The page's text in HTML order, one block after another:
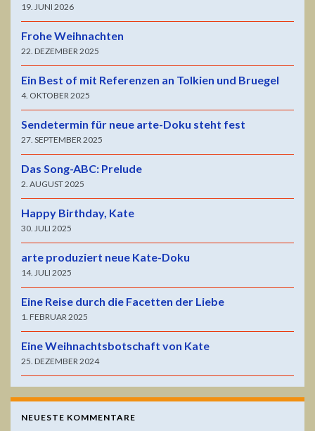
19. JUNI 2026
Frohe Weihnachten
22. DEZEMBER 2025
Ein Best of mit Referenzen an Tolkien und Bruegel
4. OKTOBER 2025
Sendetermin für neue arte-Doku steht fest
27. SEPTEMBER 2025
Das Song-ABC: Prelude
2. AUGUST 2025
Happy Birthday, Kate
30. JULI 2025
arte produziert neue Kate-Doku
14. JULI 2025
Eine Reise durch die Facetten der Liebe
1. FEBRUAR 2025
Eine Weihnachtsbotschaft von Kate
25. DEZEMBER 2024
NEUESTE KOMMENTARE